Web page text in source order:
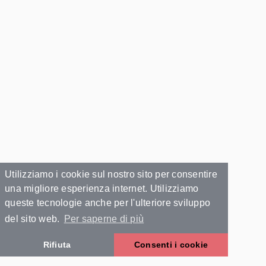
Utilizziamo i cookie sul nostro sito per consentire
una migliore esperienza internet. Utilizziamo
queste tecnologie anche per l'ulteriore sviluppo
del sito web.
Per saperne di più
Rifiuta Consenti i cookie